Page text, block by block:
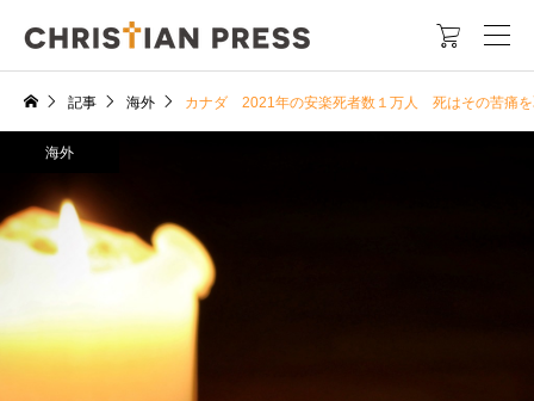

記事 海外 カナダ 2021年の安楽死者数１万人 死はその苦痛を
海外